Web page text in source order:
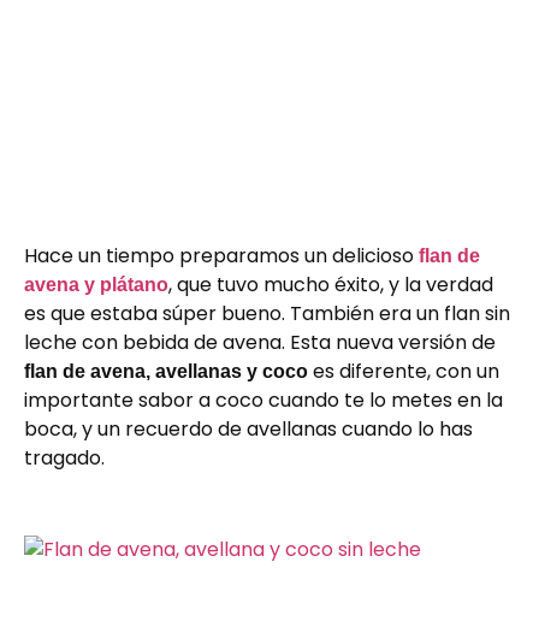
Hace un tiempo preparamos un delicioso flan de
avena y plátano, que tuvo mucho éxito, y la verdad
es que estaba súper bueno. También era un flan sin
leche con bebida de avena. Esta nueva versión de
flan de avena, avellanas y coco es diferente, con un
importante sabor a coco cuando te lo metes en la
boca, y un recuerdo de avellanas cuando lo has
tragado.